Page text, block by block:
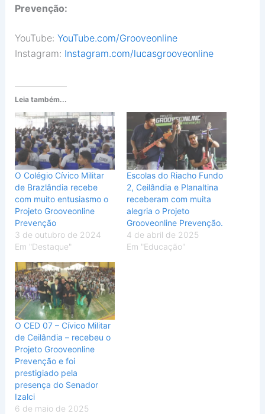
Prevenção:
YouTube: YouTube.com/Grooveonline
Instagram: Instagram.com/lucasgrooveonline
Leia também...
O Colégio Cívico Militar
de Brazlândia recebe
com muito entusiasmo o
Projeto Grooveonline
Prevenção
3 de outubro de 2024
Em "Destaque"
Escolas do Riacho Fundo
2, Ceilândia e Planaltina
receberam com muita
alegria o Projeto
Grooveonline Prevenção.
4 de abril de 2025
Em "Educação"
O CED 07 – Cívico Militar
de Ceilândia – recebeu o
Projeto Grooveonline
Prevenção e foi
prestigiado pela
presença do Senador
Izalci
6 de maio de 2025